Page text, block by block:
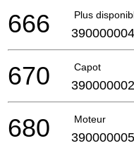
Plus
666
Capot
670
Moteur
680